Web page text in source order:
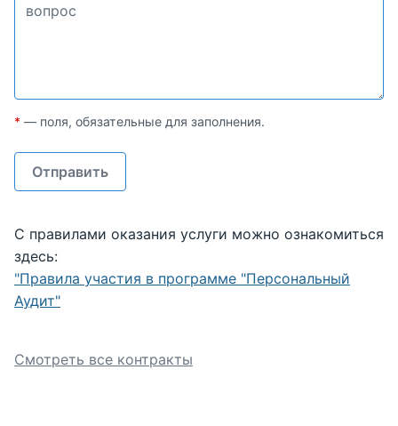
* — поля, обязательные для заполнения.
С правилами оказания услуги можно ознакомиться
здесь:
"Правила участия в программе "Персональный
Аудит"
Смотреть все контракты